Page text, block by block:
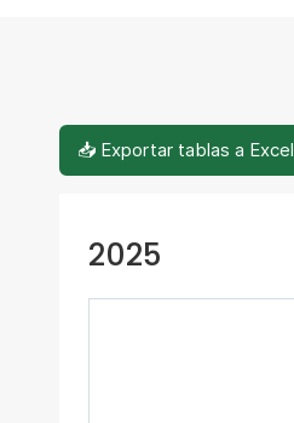
📥 Exportar tablas a Excel
2025